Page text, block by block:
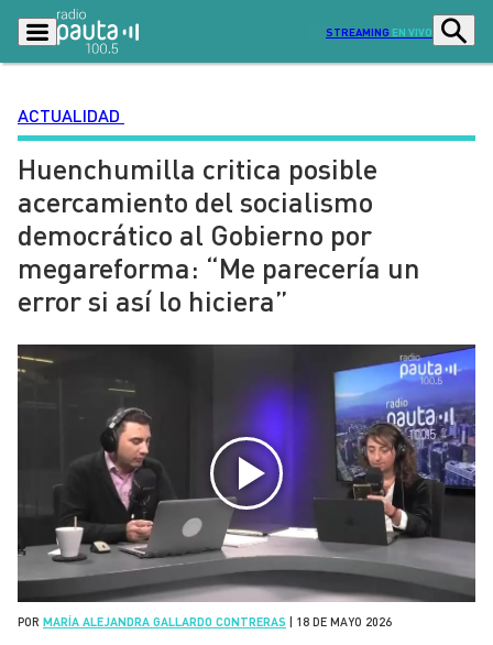
STREAMING EN VIVO
Podcasts
Lo Último
Ciudad
Radio en vivo
Entretención y Cultura Opinión
Dato en Pauta Señal 2
Contenido Patrocinado
ACTUALIDAD
Huenchumilla critica posible
acercamiento del socialismo
democrático al Gobierno por
megareforma: “Me parecería un
error si así lo hiciera”
POR MARÍA ALEJANDRA GALLARDO CONTRERAS 18 DE MAYO 2026